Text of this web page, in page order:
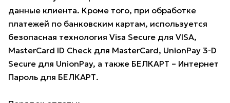
данные клиента. Кроме того, при обработке
платежей по банковским картам, используется
безопасная технология Visa Secure для VISA,
MasterCard ID Check для MasterCard, UnionPay 3-D
Secure для UnionPay, а также БЕЛКАРТ – Интернет
Пароль для БЕЛКАРТ.